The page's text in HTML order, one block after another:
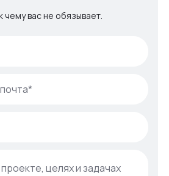
чему вас не обязывает.